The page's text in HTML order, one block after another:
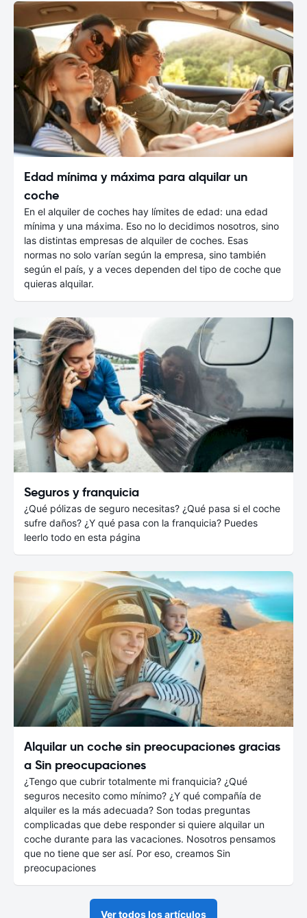
Edad mínima y máxima para alquilar un
coche
En el alquiler de coches hay límites de edad: una edad
mínima y una máxima. Eso no lo decidimos nosotros, sino
las distintas empresas de alquiler de coches. Esas
normas no solo varían según la empresa, sino también
según el país, y a veces dependen del tipo de coche que
quieras alquilar.
Seguros y franquicia
¿Qué pólizas de seguro necesitas? ¿Qué pasa si el coche
sufre daños? ¿Y qué pasa con la franquicia? Puedes
leerlo todo en esta página
Alquilar un coche sin preocupaciones gracias
a Sin preocupaciones
¿Tengo que cubrir totalmente mi franquicia? ¿Qué
seguros necesito como mínimo? ¿Y qué compañía de
alquiler es la más adecuada? Son todas preguntas
complicadas que debe responder si quiere alquilar un
coche durante para las vacaciones. Nosotros pensamos
que no tiene que ser así. Por eso, creamos Sin
preocupaciones
Ver todos los artículos